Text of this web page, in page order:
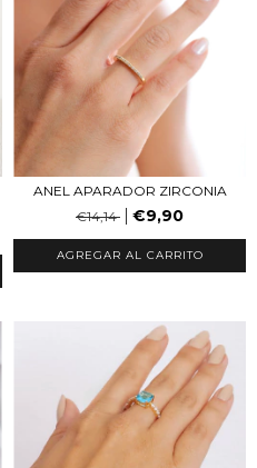
ANEL APARADOR ZIRCONIA
€14,14
€9,90
AGREGAR AL CARRITO